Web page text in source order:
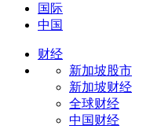
国际
中国
财经
新加坡股市
新加坡财经
全球财经
中国财经